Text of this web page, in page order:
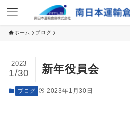
ホーム ブログ
新年役員会
2023
1/30
ブログ 2023年1月30日